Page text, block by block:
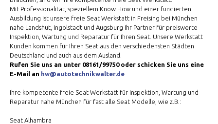
Mit Professionalität, speziellem Know How und einer fundierten
Ausbildung ist unsere freie Seat Werkstatt in Freising bei München
nahe Landshut, Ingolstadt und Augsburg Ihr Partner für preiswerte
Inspektion, Wartung und Reparatur für Ihren Seat. Unsere Werkstatt
Kunden kommen für Ihren Seat aus den verschiedensten Städten
Deutschland und auch aus dem Ausland.
Rufen Sie uns an unter 08161/99750 oder schicken Sie uns eine
E-Mail an hw@autotechnikwalter.de
Ihre kompetente freie Seat Werkstatt für Inspektion, Wartung und
Reparatur nahe München für fast alle Seat Modelle, wie z.B.:
Seat Alhambra